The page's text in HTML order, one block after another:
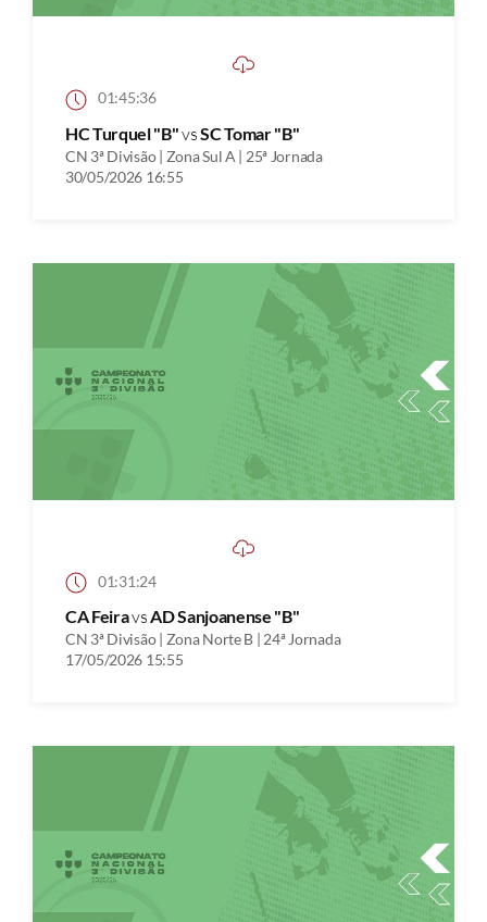
01:45:36
HC Turquel "B"vsSC Tomar "B"
CN 3ª Divisão | Zona Sul A | 25ª Jornada
30/05/2026 16:55
01:31:24
CA FeiravsAD Sanjoanense "B"
CN 3ª Divisão | Zona Norte B | 24ª Jornada
17/05/2026 15:55